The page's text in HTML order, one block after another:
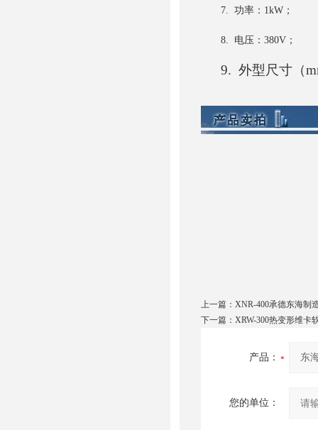
7. 功率：1kW；
8. 电压：380V；
9. 外型尺寸（
上一篇： XNR-400承德东海制
下一篇： XRW-300热变形维卡
产品：
您的单位：